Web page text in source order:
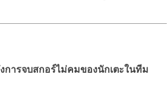
การจบสกอร์ไม่คมของนักเตะในทีม